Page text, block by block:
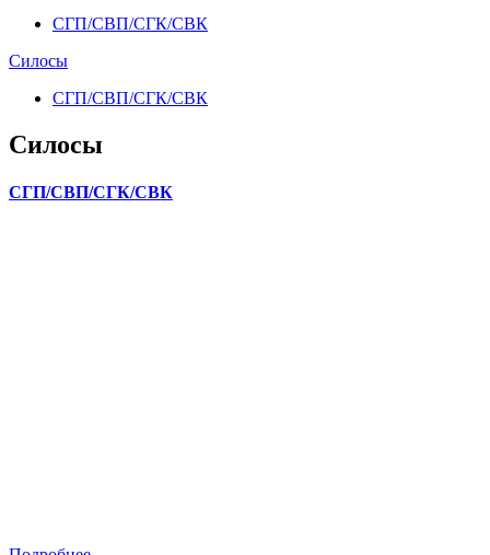
СГП/СВП/СГК/СВК
Силосы
СГП/СВП/СГК/СВК
Силосы
СГП/СВП/СГК/СВК